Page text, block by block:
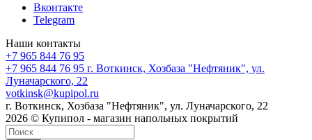
Вконтакте
Telegram
Наши контакты
+7 965 844 76 95
+7 965 844 76 95 г. Воткинск, Хозбаза "Нефтяник", ул.
Луначарского, 22
votkinsk@kupipol.ru
г. Воткинск, Хозбаза "Нефтяник", ул. Луначарского, 22
2026 © Купипол - магазин напольных покрытий